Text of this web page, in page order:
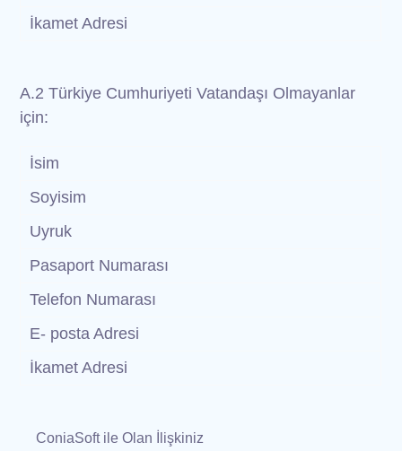
İkamet Adresi
A.2 Türkiye Cumhuriyeti Vatandaşı Olmayanlar
için:
İsim
Soyisim
Uyruk
Pasaport Numarası
Telefon Numarası
E- posta Adresi
İkamet Adresi
ConiaSoft ile Olan İlişkiniz